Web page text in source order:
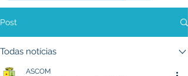
Post
Todas notícias
ASCOM